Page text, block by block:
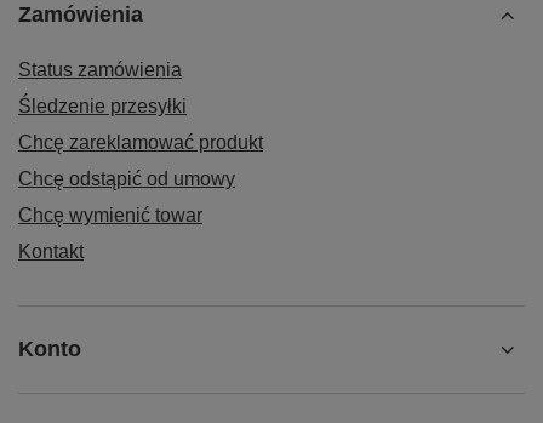
Zamówienia
Status zamówienia
Śledzenie przesyłki
Chcę zareklamować produkt
Chcę odstąpić od umowy
Chcę wymienić towar
Kontakt
Konto